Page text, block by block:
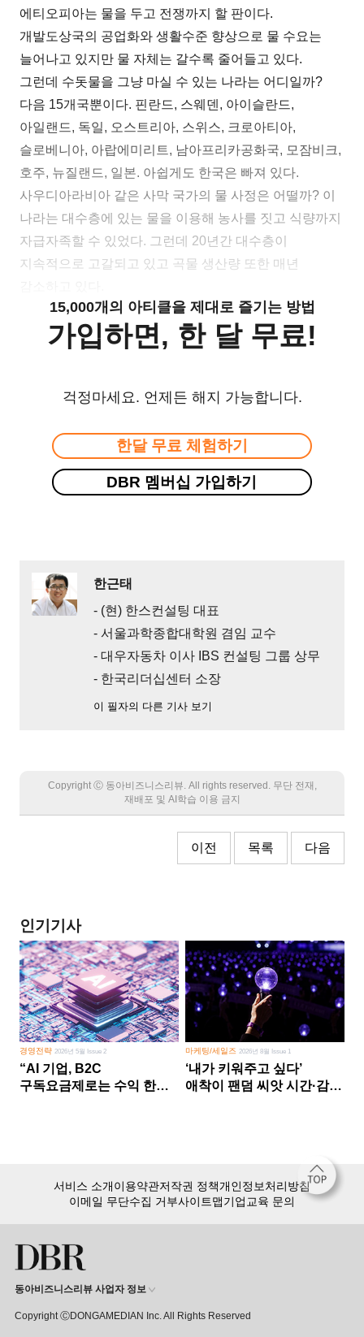
에티오피아는 물을 두고 전쟁까지 할 판이다.
개발도상국의 공업화와 생활수준 향상으로 물 수요는
늘어나고 있지만 물 자체는 갈수록 줄어들고 있다.
그런데 수돗물을 그냥 마실 수 있는 나라는 어디일까?
다음 15개국뿐이다. 핀란드, 스웨덴, 아이슬란드,
아일랜드, 독일, 오스트리아, 스위스, 크로아티아,
슬로베니아, 아랍에미리트, 남아프리카공화국, 모잠비크,
호주, 뉴질랜드, 일본. 아쉽게도 한국은 빠져 있다.
사우디아라비아 같은 사막 국가의 물 사정은 어떨까? 이
나라는 대수층에 있는 물을 이용해 농사를 짓고 식량까지
자급자족할 수 있었다. 그런데 20년간 대수층이
지속적으로 고갈되고 있고 곡물 생산량 또한 매년
15,000개의 아티클을 제대로 즐기는 방법
가입하면, 한 달 무료!
걱정마세요. 언제든 해지 가능합니다.
한달 무료 체험하기
DBR 멤버십 가입하기
한근태
- (현) 한스컨설팅 대표
- 서울과학종합대학원 겸임 교수
- 대우자동차 이사 IBS 컨설팅 그룹 상무
- 한국리더십센터 소장
이 필자의 다른 기사 보기
Copyright Ⓒ 동아비즈니스리뷰. All rights reserved. 무단 전재,
재배포 및 AI학습 이용 금지
이전 목록 다음
인기기사
경영전략 2026년 5월 Issue 2
“AI 기업, B2C
구독요금제로는 수익 한계
마케팅/세일즈 2026년 8월 Issue 1
‘내가 키워주고 싶다’
애착이 팬덤 씨앗 시간·감정
서비스 소개이용약관저작권 정책개인정보처리방침
이메일 무단수집 거부사이트맵기업교육 문의
동아비즈니스리뷰 사업자 정보
Copyright ⒸDONGAMEDIAN Inc. All Rights Reserved